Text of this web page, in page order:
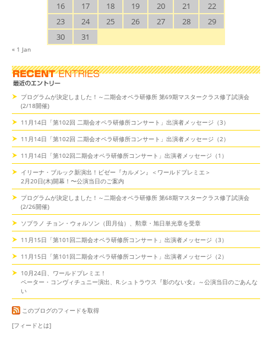
16
17 18 19 20 21
22
23
24 25 26 27 28
29
30
31
« 1 Jan
プログラムが決定しました！～二期会オペラ研修所 第69期マスタークラス修了試演会
(2/18開催)
11月14日「第102回 二期会オペラ研修所コンサート」出演者メッセージ（3）
11月14日「第102回 二期会オペラ研修所コンサート」出演者メッセージ（2）
11月14日「第102回二期会オペラ研修所コンサート」出演者メッセージ（1）
イリーナ・ブルック新演出！ビゼー『カルメン』＜ワールドプレミエ＞
2月20日(木)開幕！〜公演当日のご案内
プログラムが決定しました！～二期会オペラ研修所 第68期マスタークラス修了試演会
(2/26開催)
ソプラノ チョン・ウォルソン（田月仙）、勲章・旭日単光章を受章
11月15日「第101回二期会オペラ研修所コンサート」出演者メッセージ（3）
11月15日「第101回二期会オペラ研修所コンサート」出演者メッセージ（2）
10月24日、ワールドプレミエ！
ペーター・コンヴィチュニー演出、R.シュトラウス『影のない女』～公演当日のごあんな
い
このブログのフィードを取得
[フィードとは]